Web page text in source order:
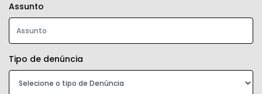
Assunto
Tipo de denúncia